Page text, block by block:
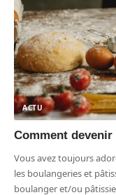
ACTU
Comment
Vous avez toujours
les boulangeries et
boulanger et/ou